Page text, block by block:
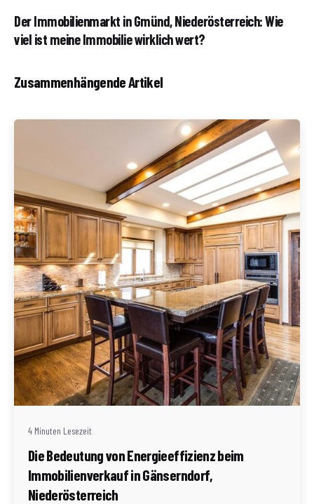
Der Immobilienmarkt in Gmünd, Niederösterreich: Wie
viel ist meine Immobilie wirklich wert?
Zusammenhängende Artikel
Geschrieben von
Redaktion Immofragen AT
4 Minuten Lesezeit
Die Bedeutung von Energieeffizienz beim
Immobilienverkauf in Gänserndorf,
Niederösterreich